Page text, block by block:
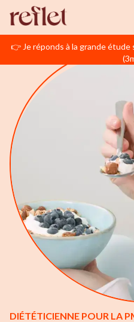
👉 Je réponds à la grande étude
DIÉTÉTICIENNE POUR LA